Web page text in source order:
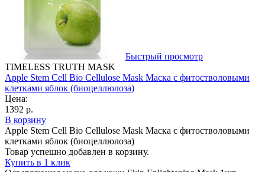
Быстрый просмотр
TIMELESS TRUTH MASK
Apple Stem Cell Bio Cellulose Mask Маска с фитостволовыми
клетками яблок (биоцеллюлоза)
Цена:
1392 р.
В корзину
Apple Stem Cell Bio Cellulose Mask Маска с фитостволовыми
клетками яблок (биоцеллюлоза)
Товар успешно добавлен в корзину.
Купить в 1 клик